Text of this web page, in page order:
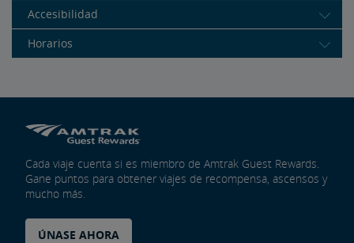
Accesibilidad
Horarios
Cada viaje cuenta si es miembro de Amtrak Guest Rewards.
Gane puntos para obtener viajes de recompensa, ascensos y
mucho más.
ÚNASE AHORA